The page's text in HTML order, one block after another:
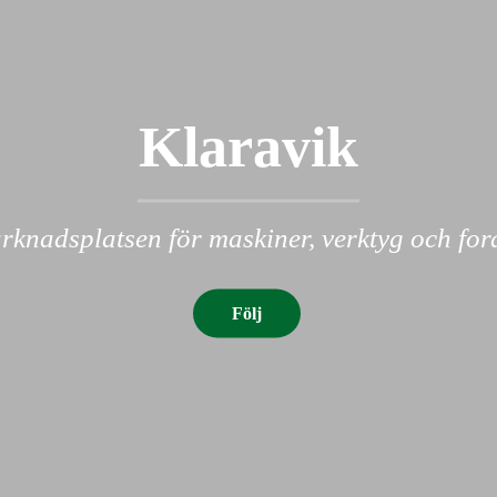
Klaravik
för maskiner, verktyg och
Följ